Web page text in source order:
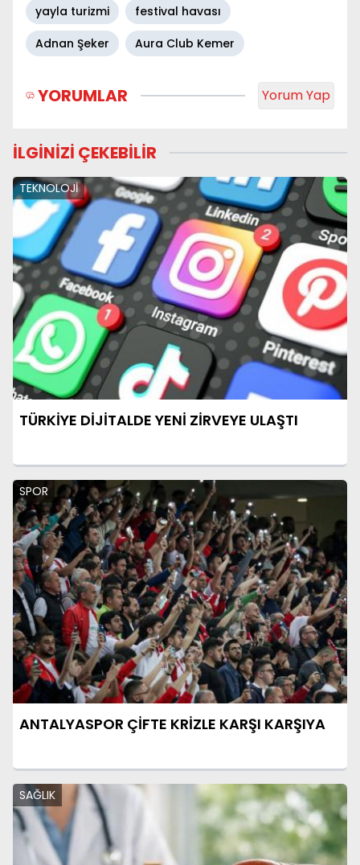
yayla turizmi
festival havası
Adnan Şeker
Aura Club Kemer
YORUMLAR Yorum Yap
İLGİNİZİ ÇEKEBİLİR
TEKNOLOJİ
TÜRKİYE DİJİTALDE YENİ ZİRVEYE ULAŞTI
SPOR
ANTALYASPOR ÇİFTE KRİZLE KARŞI KARŞIYA
SAĞLIK